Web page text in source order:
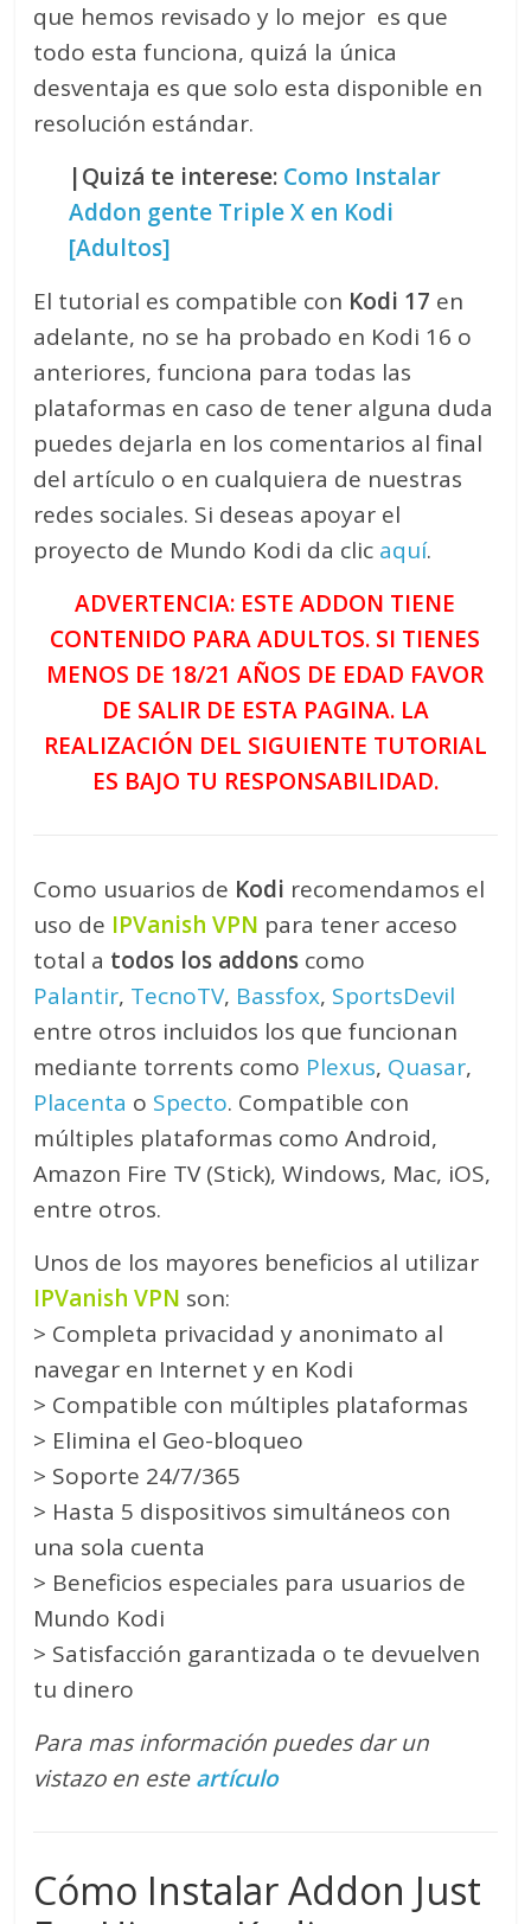
que hemos revisado y lo mejor es que
todo esta funciona, quizá la única
desventaja es que solo esta disponible en
resolución estándar.
|Quizá te interese: Como Instalar
Addon gente Triple X en Kodi
[Adultos]
El tutorial es compatible con Kodi 17 en
adelante, no se ha probado en Kodi 16 o
anteriores, funciona para todas las
plataformas en caso de tener alguna duda
puedes dejarla en los comentarios al final
del artículo o en cualquiera de nuestras
redes sociales. Si deseas apoyar el
proyecto de Mundo Kodi da clic aquí.
ADVERTENCIA: ESTE ADDON TIENE
CONTENIDO PARA ADULTOS. SI TIENES
MENOS DE 18/21 AÑOS DE EDAD FAVOR
DE SALIR DE ESTA PAGINA. LA
REALIZACIÓN DEL SIGUIENTE TUTORIAL
ES BAJO TU RESPONSABILIDAD.
Como usuarios de Kodi recomendamos el
uso de IPVanish VPN para tener acceso
total a todos los addons como
Palantir, TecnoTV, Bassfox, SportsDevil
entre otros incluidos los que funcionan
mediante torrents como Plexus, Quasar,
Placenta o Specto. Compatible con
múltiples plataformas como Android,
Amazon Fire TV (Stick), Windows, Mac, iOS,
entre otros.
Unos de los mayores beneficios al utilizar
IPVanish VPN son:
> Completa privacidad y anonimato al
navegar en Internet y en Kodi
> Compatible con múltiples plataformas
> Elimina el Geo-bloqueo
> Soporte 24/7/365
> Hasta 5 dispositivos simultáneos con
una sola cuenta
> Beneficios especiales para usuarios de
Mundo Kodi
> Satisfacción garantizada o te devuelven
tu dinero
Para mas información puedes dar un
vistazo en esteartículo
Cómo Instalar Addon Just